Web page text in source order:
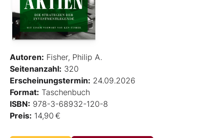
Autoren: Fisher, Philip A.
Seitenanzahl: 320
Erscheinungstermin: 24.09.2026
Format: Taschenbuch
ISBN: 978-3-68932-120-8
Preis: 14,90 €